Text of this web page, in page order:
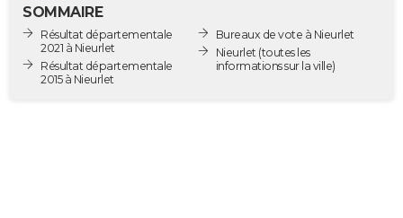
Destinations
City break
Voyage nature
Voyage de noces
Forum
Climat
GUIDES D'ACHAT
SOMMAIRE
Résultat départementale
2021 à Nieurlet
Résultat départementale
2015 à Nieurlet
Bureaux de vote à Nieurlet
Nieurlet (toutes les
informations sur la ville)